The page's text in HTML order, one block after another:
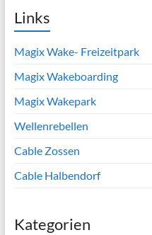
Links
Magix Wake- Freizeitpark
Magix Wakeboarding
Magix Wakepark
Wellenrebellen
Cable Zossen
Cable Halbendorf
Kategorien